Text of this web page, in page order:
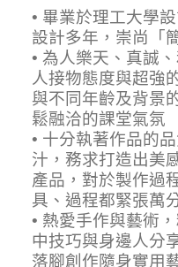
• 畢業於理工大學
設計多年，崇尚「
• 為人樂天、真誠
人接物態度與超強
與不同年齡及背景
鬆融洽的課堂氣氛
• 十分執著作品的
汁，務求打造出美
產品，對於製作過
具、過程都緊張萬
• 熱愛手作與藝術
中技巧與身邊人分
落腳創作隨身實用